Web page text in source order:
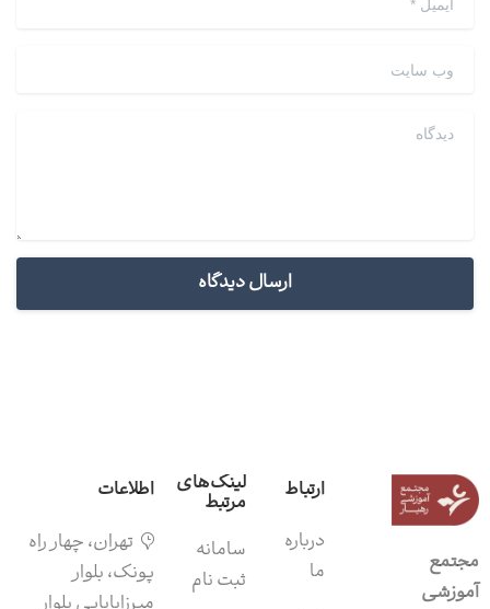
وب سایت
دیدگاه
مجتمع
آموزشی
ارتباط
درباره
ما
لینک‌های
مرتبط
سامانه‌
ثبت نام
اطلاعات
تهران، چهار راه
پونک، بلوار